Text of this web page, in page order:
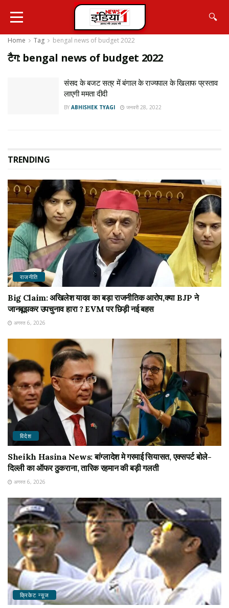
🔍
Home Tag bengal news of budget 2022
टैग: bengal news of budget 2022
संसद के बजट सत्र में बंगाल के राज्यपाल के खिलाफ प्रस्ताव
लाएगी ममता दीदी
BY ABHISHEK TYAGI जनवरी 28, 2022
TRENDING
राजनीति
Big Claim: अखिलेश यादव का बड़ा राजनीतिक आरोप,क्या BJP ने
जानबूझकर उपचुनाव हारा ? EVM पर छिड़ी नई बहस
अगस्त 6, 2026
विदेश
Sheikh Hasina News: बांग्लादेश मे गरमाई सियासत, एक्सपर्ट बोले-
दिल्ली का ऑफर ठुकराना, तारिक रहमान की बड़ी गलती
अगस्त 6, 2026
क्रिकेट न्यू़ज